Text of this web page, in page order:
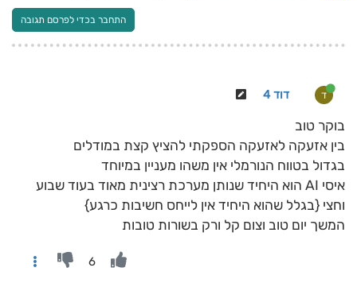
התחבר בכדי לפרסם תגובה
ד דוד 4
בוקר טוב
בין אזעקה לאזעקה הספקתי להציץ קצת במודלים
בגדול בטווח הנורמלי אין משהו מעניין במיוחד
איסי AI הוא היחיד שנותן מערכת רצינית מאוד בעוד שבוע
וחצי {בגלל שהוא היחיד אין לייחס חשיבות כרגע}
המשך יום טוב וצום קל ורק בשורות טובות
6